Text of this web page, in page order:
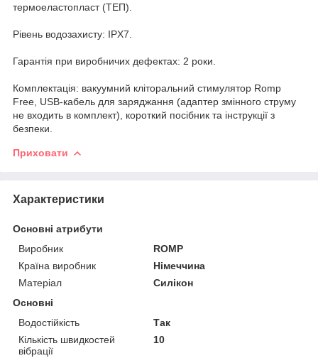
термоеластопласт (ТЕП).
Рівень водозахисту: IPX7.
Гарантія при виробничих дефектах: 2 роки.
Комплектація: вакуумний кліторальний стимулятор Romp
Free, USB-кабель для заряджання (адаптер змінного струму
не входить в комплект), короткий посібник та інструкції з
безпеки.
Приховати
Характеристики
Основні атрибути
Виробник
ROMP
Країна виробник
Німеччина
Матеріал
Силікон
Основні
Водостійкість
Так
Кількість швидкостей
вібрації
10